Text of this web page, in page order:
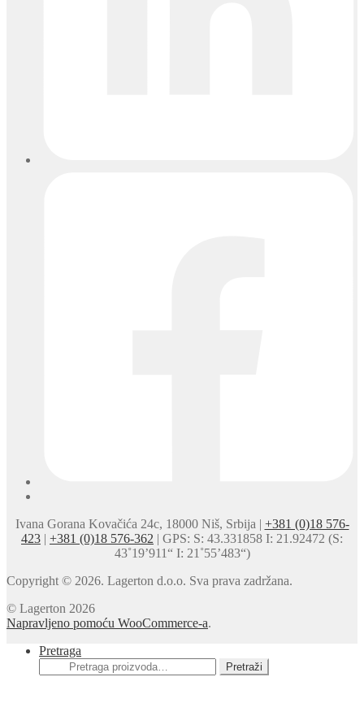
Ivana Gorana Kovačića 24c, 18000 Niš, Srbija | +381 (0)18 576-
423 | +381 (0)18 576-362 | GPS: S: 43.331858 I: 21.92472 (S:
43˚19’911“ I: 21˚55’483“)
Copyright © 2026. Lagerton d.o.o. Sva prava zadržana.
© Lagerton 2026
Napravljeno pomoću WooCommerce-a.
Pretraga
Pretraga
za:
Pretraži